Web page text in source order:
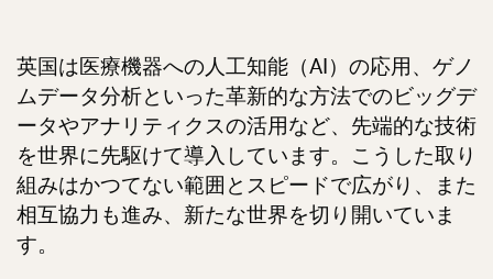
英国は医療機器への人工知能（AI）の応用、ゲノ
ムデータ分析といった革新的な方法でのビッグデ
ータやアナリティクスの活用など、先端的な技術
を世界に先駆けて導入しています。こうした取り
組みはかつてない範囲とスピードで広がり、また
相互協力も進み、新たな世界を切り開いていま
す。